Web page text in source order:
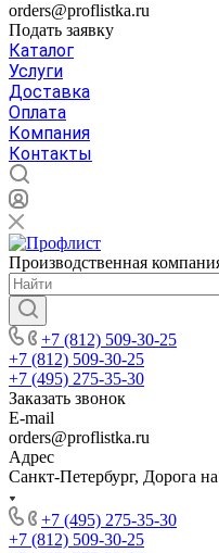
orders@proflistka.ru
Подать заявку
Каталог
Услуги
Доставка
Оплата
Компания
Контакты
Производственная
+7 (812) 509-30-25
+7 (812) 509-30-25
+7 (495) 275-35-30
Заказать звонок
E-mail
orders@proflistka.ru
Адрес
Санкт-Петербург, Дорога
+7 (495) 275-35-30
+7 (812) 509-30-25